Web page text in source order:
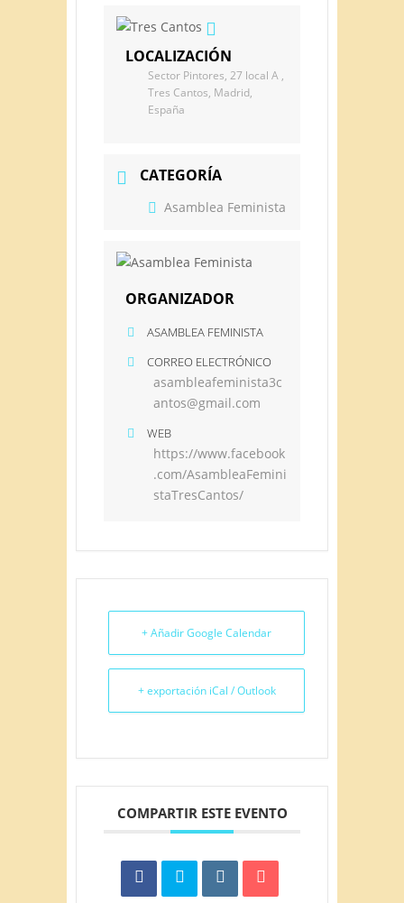
LOCALIZACIÓN
Sector Pintores, 27 local A ,
Tres Cantos, Madrid,
España
CATEGORÍA
Asamblea Feminista
ORGANIZADOR
ASAMBLEA FEMINISTA
CORREO ELECTRÓNICO
asambleafeminista3c
antos@gmail.com
WEB
https://www.facebook
.com/AsambleaFemini
staTresCantos/
+ Añadir Google Calendar
+ exportación iCal / Outlook
COMPARTIR ESTE EVENTO